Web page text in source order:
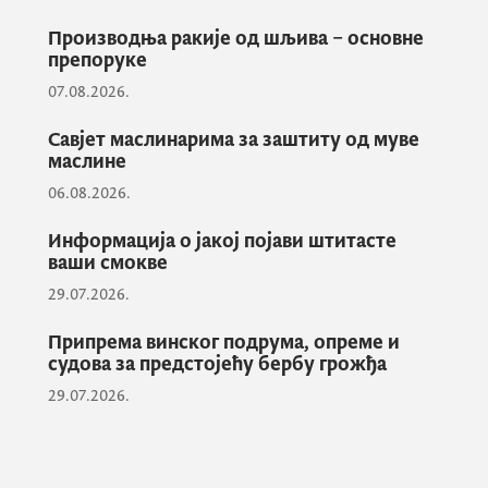
предлоге који су дошли како од
пољопривредних произвођача тако и од
комисије, са посебним сензибилитетом у
односу на изазове и околности на тржишту
сточне хране и пољопривредних инпута,
чиме је створен баланс у циљу стварања
модалитета да се направи што боља клима
када је у питању пољопривреда у Црној
Први јавни позиви очекују се већ наредне
Производња ракије од шљива – основне
препоруке
07.08.2026.
Савјет маслинарима за заштиту од муве
маслине
06.08.2026.
Информација о јакој појави штитасте
ваши смокве
29.07.2026.
Припрема винског подрума, опреме и
судова за предстојећу бербу грожђа
29.07.2026.